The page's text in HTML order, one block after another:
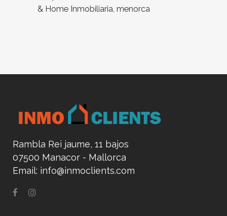
& Home Inmobiliaria, menorca
Rambla Rei jaume, 11 bajos
07500 Manacor - Mallorca
Email: info@inmoclients.com